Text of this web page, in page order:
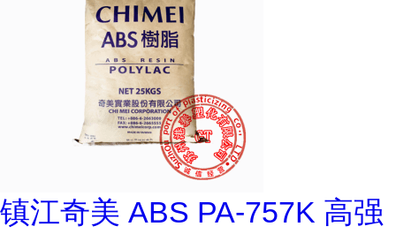
镇江奇美 ABS PA-757K 高强